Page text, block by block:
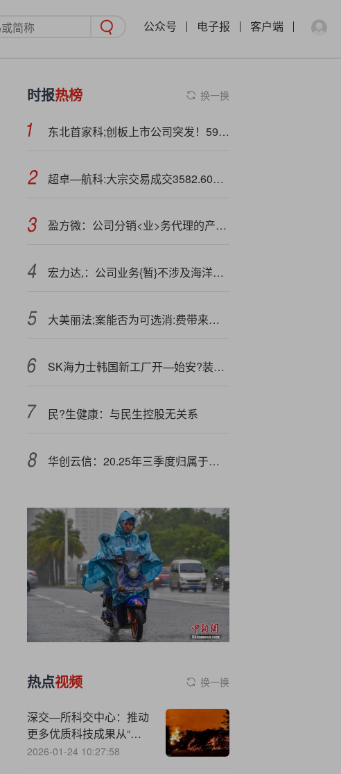
公众号 电子报 客户端
时报热榜 换一换
东北首家科;创板上市公司突发！59岁董事长被留置，3年亏1.3亿
超卓—航科:大宗交易成交3582.60万元，买方为机构专用席位
盈方微：公司分销<业>务代理的产品包.括存储芯片
宏力达,：公司业务{暂}不涉及海洋输配电领域
大美丽法;案能否为可选消:费带来双击拐点？
SK海力士韩国新工厂开—始安?装生产设备，预计明年投入运营
民?生健康：与民生控股无关系
华创云信：20.25年三季度归属于上市公司股东的净利润同比增长108.5%
热点视频 换一换
深交—所科交中心：推动
更多优质科技成果从“实
验室”走向“产业场”
2026-01-24 10:27:58